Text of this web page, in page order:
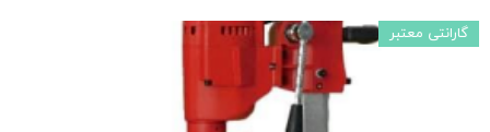
گارانتی معتبر